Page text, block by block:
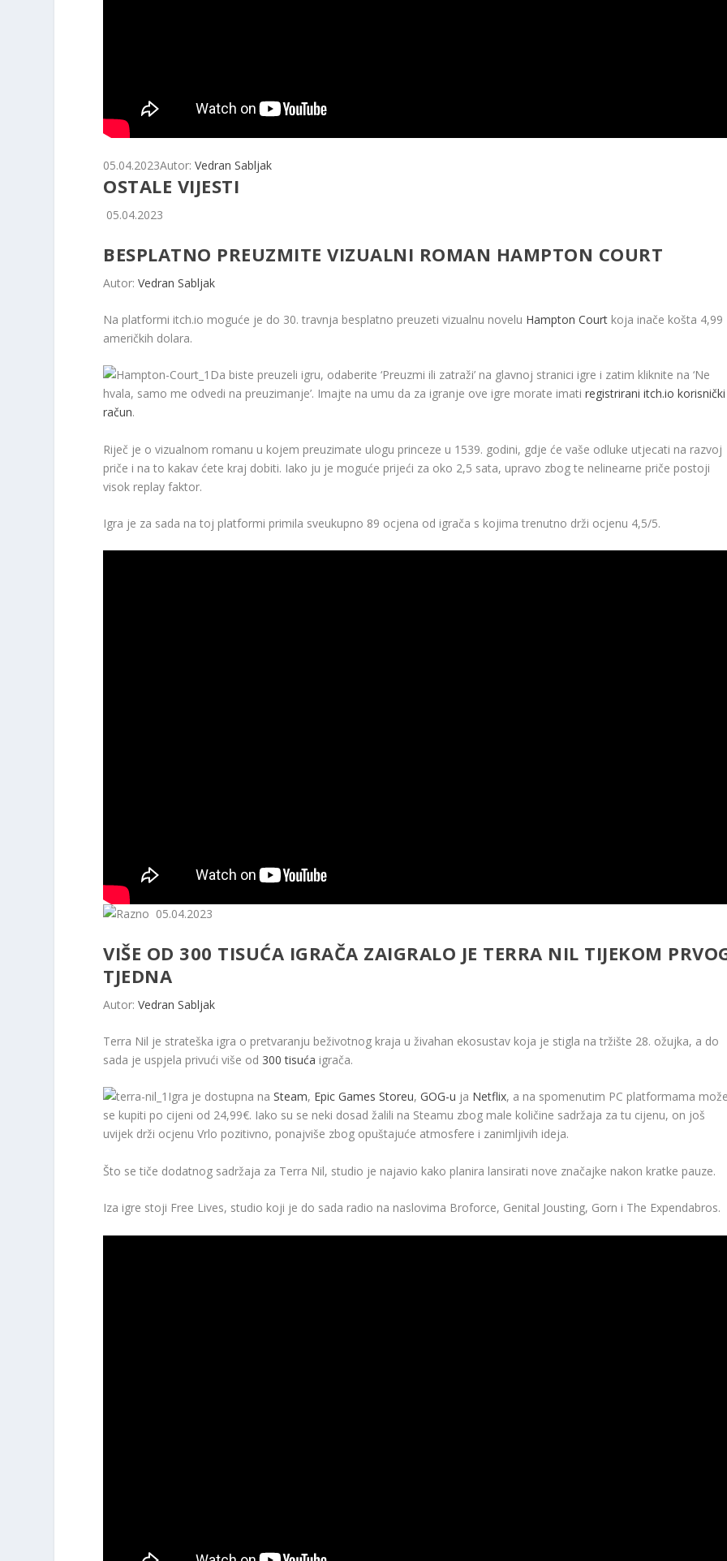
05.04.2023Autor:Vedran Sabljak
OSTALE VIJESTI
05.04.2023
BESPLATNO PREUZMITE VIZUALNI ROMAN HAMPTON COURT
Autor:Vedran Sabljak
Na platformi itch.io moguće je do 30. travnja besplatno preuzeti vizualnu novelu Hampton Court koja inače košta 4,99
američkih dolara.
Da biste preuzeli igru, odaberite ‘Preuzmi ili zatraži’ na glavnoj stranici igre i zatim kliknite na ‘Ne
hvala, samo me odvedi na preuzimanje’. Imajte na umu da za igranje ove igre morate imatiregistrirani itch.io korisnički
račun.
Riječ je o vizualnom romanu u kojem preuzimate ulogu princeze u 1539. godini, gdje će vaše odluke utjecati na razvoj
priče i na to kakav ćete kraj dobiti. Iako ju je moguće prijeći za oko 2,5 sata, upravo zbog te nelinearne priče postoji
visok replay faktor.
Igra je za sada na toj platformi primila sveukupno 89 ocjena od igrača s kojima trenutno drži ocjenu 4,5/5.
05.04.2023
VIŠE OD 300 TISUĆA IGRAČA ZAIGRALO JE TERRA NIL TIJEKOM
TJEDNA
Autor:Vedran Sabljak
Terra Nil je strateška igra o pretvaranju beživotnog kraja u živahan ekosustav koja je stigla na tržište 28. ožujka, a do
sada je uspjela privući više od 300 tisuća igrača.
Igra je dostupna naSteam, Epic Games Storeu,GOG-u ja Netflix, a na spomenutim PC platformama
se kupiti po cijeni od 24,99€. Iako su se neki dosad žalili na Steamu zbog male količine sadržaja za tu cijenu, on još
uvijek drži ocjenu Vrlo pozitivno, ponajviše zbog opuštajuće atmosfere i zanimljivih ideja.
Što se tiče dodatnog sadržaja za Terra Nil, studio je najavio kako planira lansirati nove značajke nakon kratke pauze.
Iza igre stoji Free Lives, studio koji je do sada radio na naslovima Broforce, Genital Jousting, Gorn i The Expendabros.